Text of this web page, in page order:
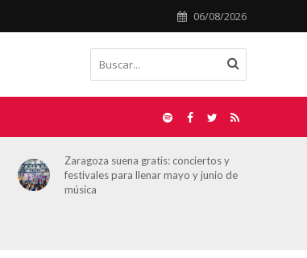
06/08/2026
Zaragoza suena gratis: conciertos y
festivales para llenar mayo y junio de
música